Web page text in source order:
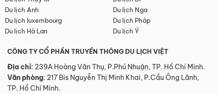
Du lịch Anh
Du lịch Nga
Du lịch luxembourg
Du lịch Pháp
Du lịch Hà Lan
Du lịch Ý
CÔNG TY CỔ PHẦN TRUYỀN THÔNG DU LỊCH VIỆT
Địa chỉ: 239A Hoàng Văn Thụ, P.Phú Nhuận, TP. Hồ Chí Minh.
Văn phòng: 217 Bis Nguyễn Thị Minh Khai, P.Cầu Ông Lãnh,
TP. Hồ Chí Minh.